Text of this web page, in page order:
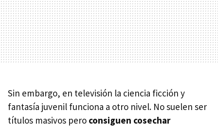
Sin embargo, en televisión la ciencia ficción y
fantasía juvenil funciona a otro nivel. No suelen ser
títulos masivos pero consiguen cosechar